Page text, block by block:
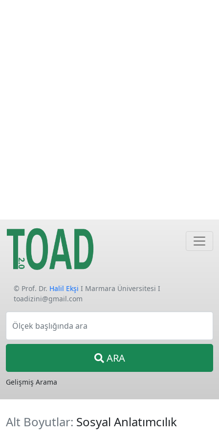
© Prof. Dr. Halil Ekşi I Marmara Üniversitesi I
toadizini@gmail.com
Ölçek başlığında ara
ARA
Gelişmiş Arama
Alt Boyutlar: Sosyal Anlatımcılık